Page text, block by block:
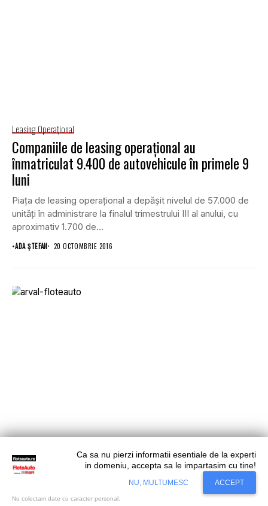
Leasing Operaţional
Companiile de leasing operaţional au
înmatriculat 9.400 de autovehicule în primele 9
luni
Piaţa de leasing operaţional a depăşit nivelul de 57.000 de
unităţi în administrare la finalul trimestrului III al anului, cu
aproximativ 1.700 de...
•ADA ȘTEFAN 20 OCTOMBRIE 2016
Situl nostru utilizeaza cookies. Ce inseamna
Accept
Ca sa nu pierzi informatii esentiale de la experti
in domeniu, accepta sa le impartasim cu tine!
NU, MULTUMESC ACCEPT
Nu colectam date cu caracter personal.